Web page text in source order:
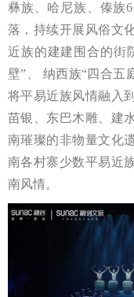
彝族、哈尼族、傣族
落，持续开展风俗文
近族的建建围合的街
壁”、 纳西族“四合五
将平易近族风情融入
苗银、东巴木雕、建
南璀璨的非物量文化
南各村寨少数平易近
南风情。